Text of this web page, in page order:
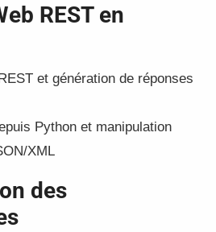
REST en
et génération de réponses
Python et manipulation
XML
des